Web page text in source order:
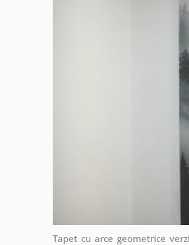
Tapet cu arce geometrice